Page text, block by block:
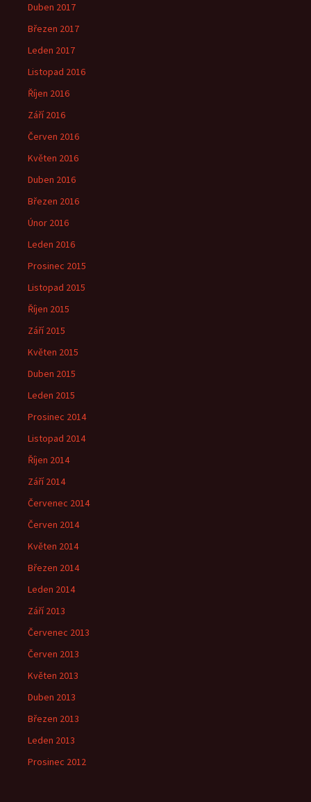
Duben 2017
Březen 2017
Leden 2017
Listopad 2016
Říjen 2016
Září 2016
Červen 2016
Květen 2016
Duben 2016
Březen 2016
Únor 2016
Leden 2016
Prosinec 2015
Listopad 2015
Říjen 2015
Září 2015
Květen 2015
Duben 2015
Leden 2015
Prosinec 2014
Listopad 2014
Říjen 2014
Září 2014
Červenec 2014
Červen 2014
Květen 2014
Březen 2014
Leden 2014
Září 2013
Červenec 2013
Červen 2013
Květen 2013
Duben 2013
Březen 2013
Leden 2013
Prosinec 2012